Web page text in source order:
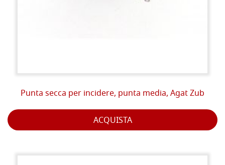
Punta secca per incidere, punta media, Agat Zub
ACQUISTA